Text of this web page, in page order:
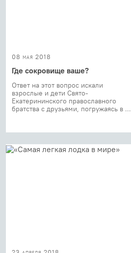
08 мая 2018
Где сокровище ваше?
Ответ на этот вопрос искали
взрослые и дети Свято-
Екатерининского православного
братства с друзьями, погружаясь в ...